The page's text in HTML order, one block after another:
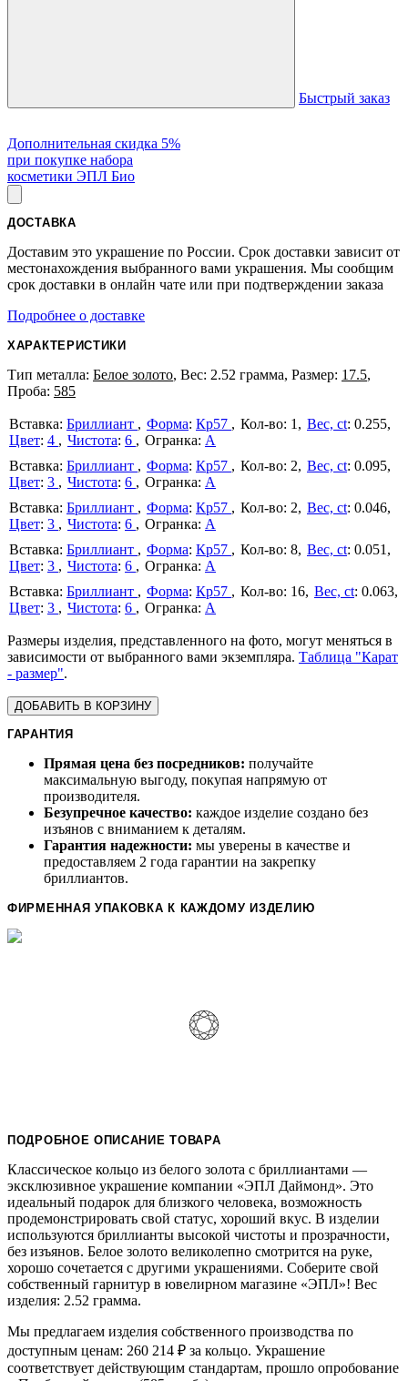
Быстрый заказ
Дополнительная скидка 5%
при покупке набора
косметики ЭПЛ Био
ДОСТАВКА
Доставим это украшение по России. Срок доставки зависит от
местонахождения выбранного вами украшения. Мы сообщим
срок доставки в онлайн чате или при подтверждении заказа
Подробнее о доставке
ХАРАКТЕРИСТИКИ
Тип металла: Белое золото, Вес: 2.52 грамма, Размер: 17.5,
Проба: 585
Бриллиант Форма: Кр57 1 Вес, ct: 0.255
Цвет: 4 Чистота: 6
А
Бриллиант
Форма: Кр57 2 Вес, ct: 0.095
Цвет: 3 Чистота: 6
А
Бриллиант
Форма: Кр57 2 Вес, ct: 0.046
Цвет: 3 Чистота: 6
А
Бриллиант
Форма: Кр57 8 Вес, ct: 0.051
Цвет: 3 Чистота: 6
А
Бриллиант
Форма: Кр57 16 Вес, ct: 0.063
Цвет: 3 Чистота: 6 А
Размеры изделия, представленного на фото, могут меняться в
зависимости от выбранного вами экземпляра. Таблица "Карат
- размер".
ДОБАВИТЬ В КОРЗИНУ
ГАРАНТИЯ
Прямая цена без посредников: получайте
максимальную выгоду, покупая напрямую от
производителя.
Безупречное качество: каждое изделие создано без
изъянов с вниманием к деталям.
Гарантия надежности: мы уверены в качестве и
предоставляем 2 года гарантии на закрепку
бриллиантов.
ФИРМЕННАЯ УПАКОВКА К КАЖДОМУ ИЗДЕЛИЮ
ПОДРОБНОЕ ОПИСАНИЕ ТОВАРА
Классическое кольцо из белого золота с бриллиантами —
эксклюзивное украшение компании «ЭПЛ Даймонд». Это
идеальный подарок для близкого человека, возможность
продемонстрировать свой статус, хороший вкус. В изделии
используются бриллианты высокой чистоты и прозрачности,
без изъянов. Белое золото великолепно смотрится на руке,
хорошо сочетается с другими украшениями. Соберите свой
собственный гарнитур в ювелирном магазине «ЭПЛ»! Вес
изделия: 2.52 грамма.
Мы предлагаем изделия собственного производства по
доступным ценам: 260 214 ₽ за кольцо. Украшение
соответствует действующим стандартам, прошло опробование